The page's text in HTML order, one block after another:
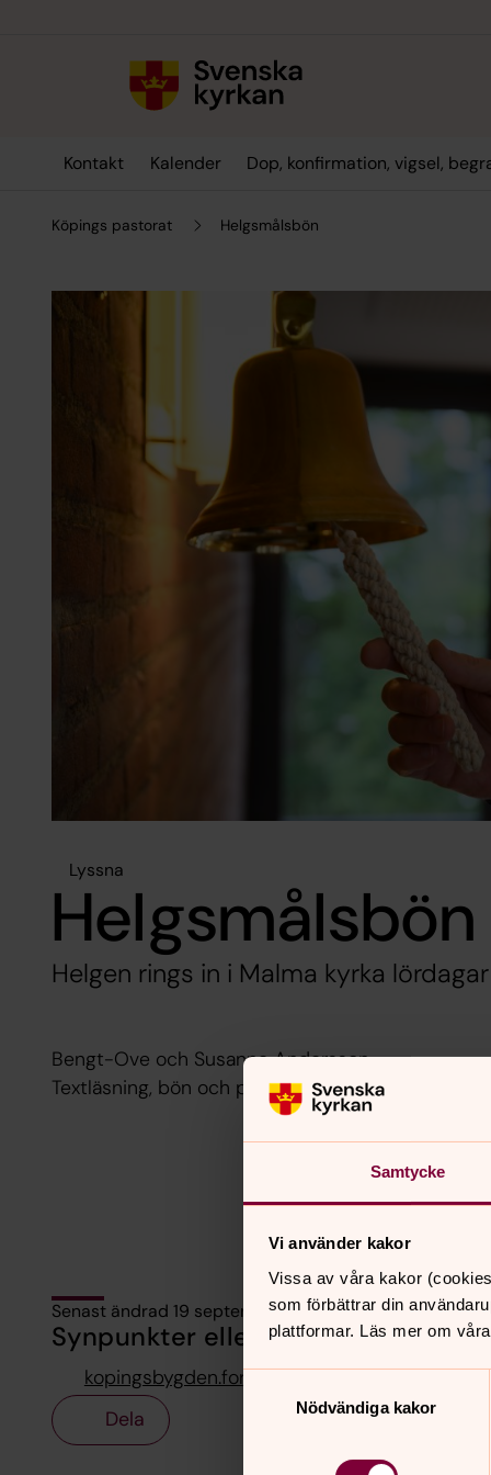
Samtycke
Vi använder kakor
Vissa av våra kakor
som förbättrar din
plattformar. Läs mer om
Samtyckesval
Nödvändiga kakor
Kontakt Kalender Dop, konfirmation, vigsel,
Köpings pastorat Helgsmålsbön
Lyssna
Helgsmålsbön
Helgen rings in i Malma kyrka
Bengt-Ove och Susanne Andersson.
Textläsning, bön och psalmsång till gitarr.
Senast ändrad 19 september 2022
Synpunkter eller frågor på sidans
kopingsbygden.forsamling@svenskakyrkan.se
Dela